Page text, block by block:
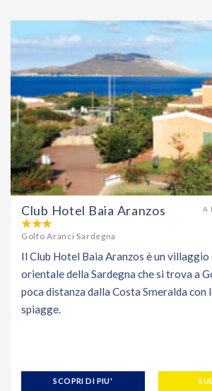
A
Club Hotel Baia Aranzos
Golfo Aranci Sardegna
Il Club Hotel Baia Aranzos è un
orientale della Sardegna che si trova a
poca distanza dalla Costa Smeralda con
spiagge.
SCOPRI DI PIU'